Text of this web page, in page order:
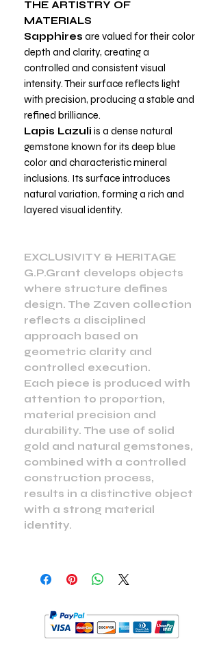
THE ARTISTRY OF
MATERIALS
Sapphires are valued for their color
depth and clarity, creating a
controlled and consistent visual
intensity. Their surface reflects light
with precision, producing a stable and
refined brilliance.
Lapis Lazuli is a dense natural
gemstone known for its deep blue
color and characteristic mineral
inclusions. Its surface introduces
natural variation, forming a rich and
layered visual identity.
EXCLUSIVITY & HERITAGE
G.P.Grant develops objects
where structure defines
design. The Zaven collection
reflects a disciplined
approach based on
geometric clarity and
controlled execution.
Each piece is produced with
attention to proportion,
material precision and
durability. The use of solid
gold and natural gemstones,
combined with a controlled
construction process,
results in a distinctive object
with a strong material
identity.